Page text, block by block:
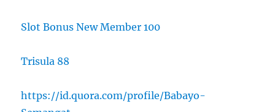
Slot Bonus New Member 100
Trisula 88
https://id.quora.com/profile/Babayo-